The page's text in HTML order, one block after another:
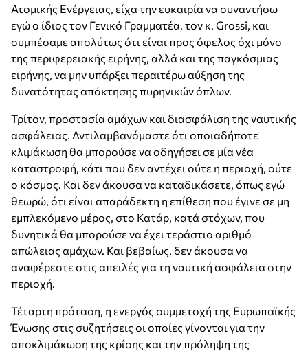
Ατομικής Ενέργειας, είχα την ευκαιρία να συναντήσω
εγώ ο ίδιος τον Γενικό Γραμματέα, τον κ. Grossi, και
συμπέσαμε απολύτως ότι είναι προς όφελος όχι μόνο
της περιφερειακής ειρήνης, αλλά και της παγκόσμιας
ειρήνης, να μην υπάρξει περαιτέρω αύξηση της
δυνατότητας απόκτησης πυρηνικών όπλων.
Τρίτον, προστασία αμάχων και διασφάλιση της ναυτικής
ασφάλειας. Αντιλαμβανόμαστε ότι οποιαδήποτε
κλιμάκωση θα μπορούσε να οδηγήσει σε μία νέα
καταστροφή, κάτι που δεν αντέχει ούτε η περιοχή, ούτε
ο κόσμος. Και δεν άκουσα να καταδικάσετε, όπως εγώ
θεωρώ, ότι είναι απαράδεκτη η επίθεση που έγινε σε μη
εμπλεκόμενο μέρος, στο Κατάρ, κατά στόχων, που
δυνητικά θα μπορούσε να έχει τεράστιο αριθμό
απώλειας αμάχων. Και βεβαίως, δεν άκουσα να
αναφέρεστε στις απειλές για τη ναυτική ασφάλεια στην
περιοχή.
Τέταρτη πρόταση, η ενεργός συμμετοχή της Ευρωπαϊκής
Ένωσης στις συζητήσεις οι οποίες γίνονται για την
αποκλιμάκωση της κρίσης και την πρόληψη της